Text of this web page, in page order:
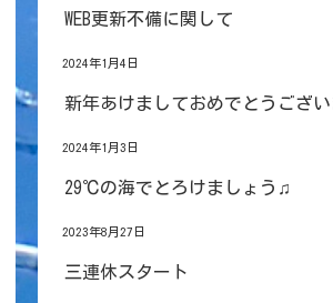
WEB更新不備に関して
2024年1月4日
新年あけましておめでとうござ
2024年1月3日
29℃の海でとろけましょう♫
2023年8月27日
三連休スタート